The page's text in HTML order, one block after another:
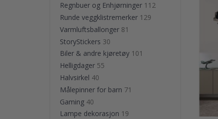
Regnbuer og Enhjørninger 112
Runde veggklistremerker 129
Varmluftsballonger 81
StoryStickers 30
Biler & andre kjøretøy 101
Helligdager 55
Halvsirkel 40
Målepinner for barn 71
Gaming 40
Lampe dekorasjon 19